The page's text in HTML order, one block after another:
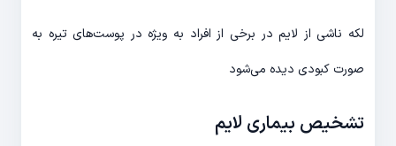
لکه ناشی از لایم در برخی از افراد به ویژه در پوست‌های تیره به
صورت کبودی دیده می‌شود
تشخیص بیماری لایم